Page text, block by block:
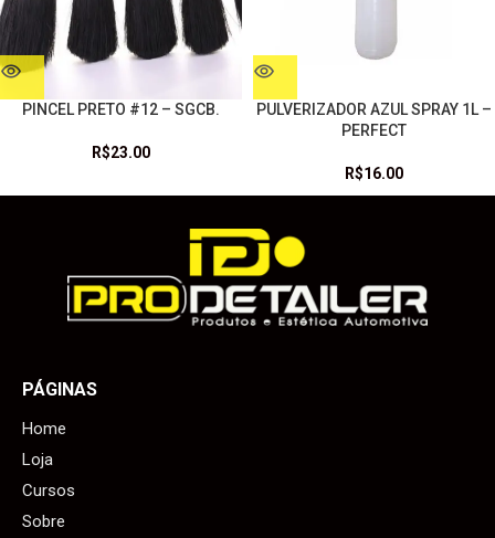
PINCEL PRETO #12 – SGCB.
R$23.00
PULVERIZADOR AZUL SPRAY 1L –
PERFECT
R$16.00
PÁGINAS
Home
Loja
Cursos
Sobre